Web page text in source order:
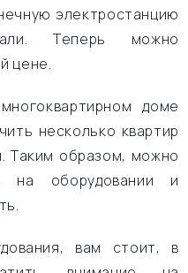
электростанцию
Теперь можно
цене.
доме
несколько квартир
Таким образом, можно
на оборудовании и
вам стоит, в